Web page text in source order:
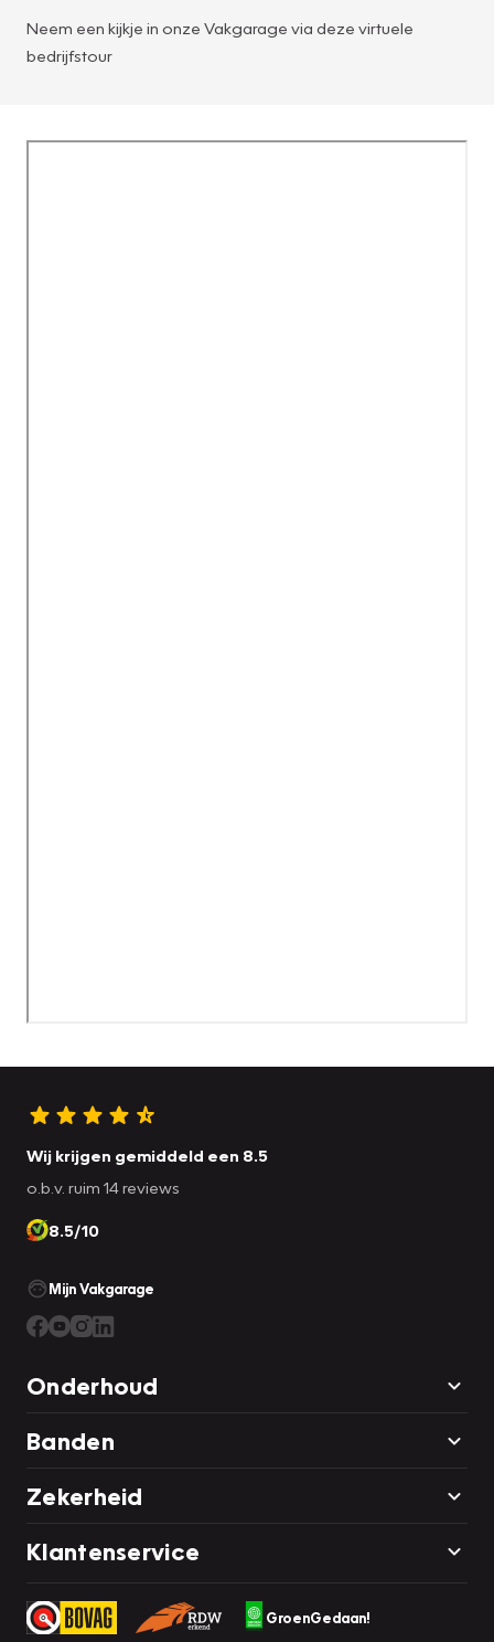
Neem een kijkje in onze Vakgarage via deze virtuele
bedrijfstour
Wij krijgen gemiddeld een 8.5
o.b.v. ruim 14 reviews
8.5/10
Mijn Vakgarage
Onderhoud
Banden
Zekerheid
Klantenservice
GroenGedaan!